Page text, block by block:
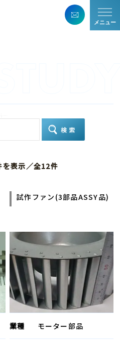
メニュー
を表示／全12件
試作ファン(3部品ASSY品)
業種 モーター部品